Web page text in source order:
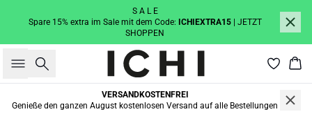
S A L E
Spare 15% extra im Sale mit dem Code: ICHIEXTRA15
| JETZT
SHOPPEN
Suche
VERSANDKOSTENFREI
Genieße den ganzen August kostenlosen Versand auf alle Bestellungen